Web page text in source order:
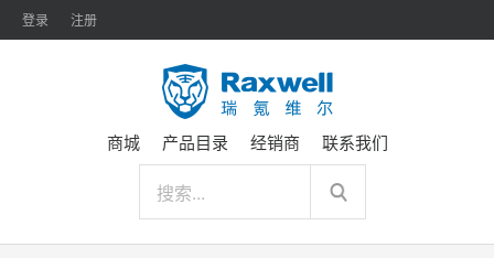
登录 注册
商城 产品目录 经销商 联系我们